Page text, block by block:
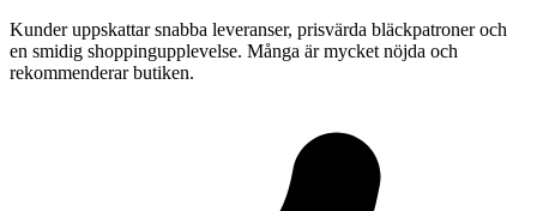
Kunder uppskattar snabba leveranser, prisvärda bläckpatroner och
en smidig shoppingupplevelse. Många är mycket nöjda och
rekommenderar butiken.